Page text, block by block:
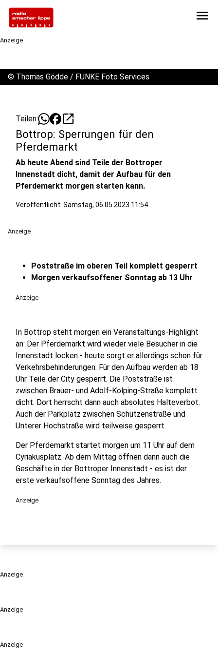
menu
Anzeige
Anzeige
Anzeige
© Thomas Gödde / FUNKE Foto Services
Teilen: open_in_new
Bottrop: Sperrungen für den
Pferdemarkt
Ab heute Abend sind Teile der Bottroper
Innenstadt dicht, damit der Aufbau für den
Pferdemarkt morgen starten kann.
Veröffentlicht: Samstag, 06.05.2023 11:54
Anzeige
Poststraße im oberen Teil komplett gesperrt
Morgen verkaufsoffener Sonntag ab 13 Uhr
Anzeige
In Bottrop steht morgen ein Veranstaltungs-Highlight
an: Der Pferdemarkt wird wieder viele Besucher in die
Innenstadt locken - heute sorgt er allerdings schon für
Verkehrsbehinderungen. Für den Aufbau werden ab 18
Uhr Teile der City gesperrt. Die Poststraße ist
zwischen Brauer- und Adolf-Kolping-Straße komplett
dicht. Dort herrscht dann auch absolutes Halteverbot.
Auch der Parkplatz zwischen Schützenstraße und
Unterer Hochstraße wird teilweise gesperrt.
Der Pferdemarkt startet morgen um 11 Uhr auf dem
Cyriakusplatz. Ab dem Mittag öffnen dann auch die
Geschäfte in der Bottroper Innenstadt - es ist der
erste verkaufsoffene Sonntag des Jahres.
Anzeige
Anzeige